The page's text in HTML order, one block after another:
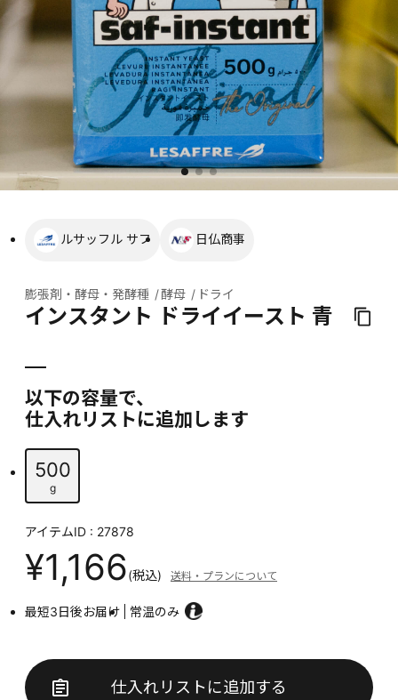
ルサッフル サフ 日仏商事
膨張剤・酵母・発酵種 酵母 ドライ
インスタント ドライイースト 青
以下の容量で、
仕入れリストに追加します
500
g
アイテムID : 27878
¥1,166(税込) 送料・プランについて
最短3日後お届け 常温のみ
仕入れリストに追加する